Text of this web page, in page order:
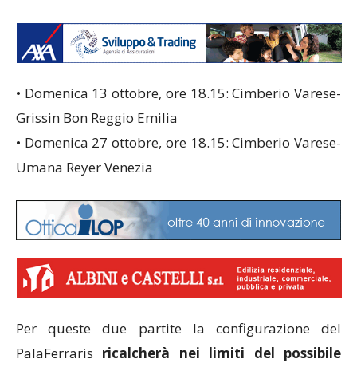
• Domenica 13 ottobre, ore 18.15: Cimberio Varese-
Grissin Bon Reggio Emilia
• Domenica 27 ottobre, ore 18.15: Cimberio Varese-
Umana Reyer Venezia
Per queste due partite la configurazione del
PalaFerraris ricalcherà nei limiti del possibile